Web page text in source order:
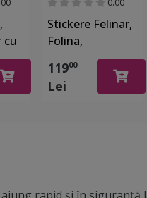
cu
Stickere Felinar,
Folina,
multicolor
11900
Lei